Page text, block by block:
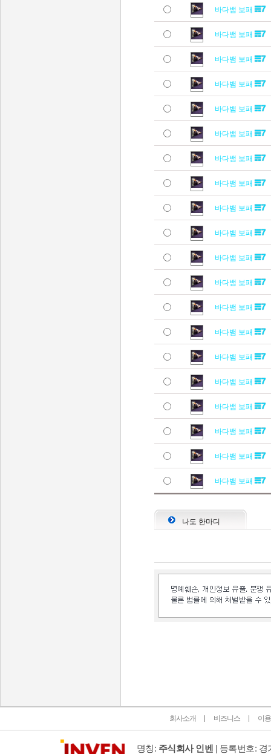
바다뱀 보패
바다뱀 보패
바다뱀 보패
바다뱀 보패
바다뱀 보패
바다뱀 보패
바다뱀 보패
바다뱀 보패
바다뱀 보패
바다뱀 보패
바다뱀 보패
바다뱀 보패
바다뱀 보패
바다뱀 보패
바다뱀 보패
바다뱀 보패
바다뱀 보패
바다뱀 보패
바다뱀 보패
바다뱀 보패
나도 한마디
회사소개 비즈니스 이
명칭: 주식회사 인벤 | 등록번호: 경